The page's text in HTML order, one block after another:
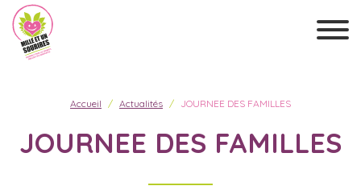
Accueil Actualités JOURNEE DES FAMILLES
JOURNEE DES FAMILLES